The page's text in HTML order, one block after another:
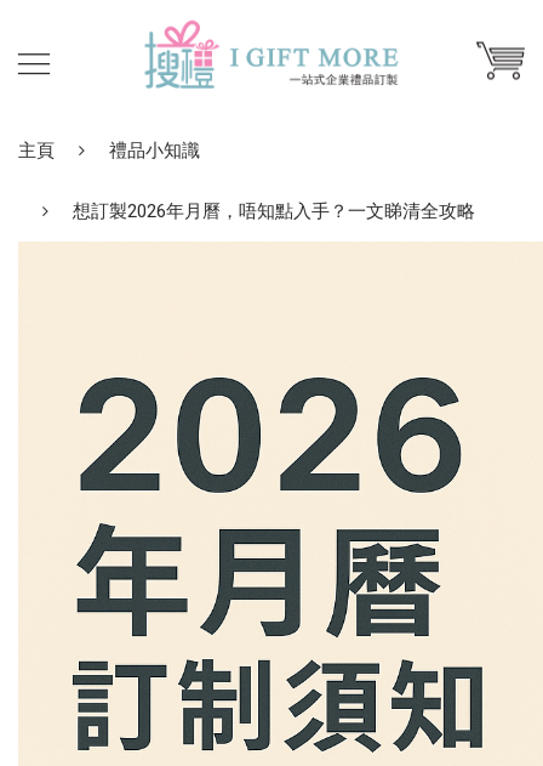
主頁 禮品小知識
想訂製2026年月曆，唔知點入手？一文睇清全攻略